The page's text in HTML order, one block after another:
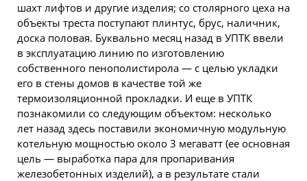
шахт лифтов и другие изделия; со столярного цеха на
объекты треста поступают плинтус, брус, наличник,
доска половая. Буквально месяц назад в УПТК ввели
в эксплуатацию линию по изготовлению
собственного пенополистирола — с целью укладки
его в стены домов в качестве той же
термоизоляционной прокладки. И еще в УПТК
познакомили со следующим объектом: несколько
лет назад здесь поставили экономичную модульную
котельную мощностью около 3 мегаватт (ее основная
цель — выработка пара для пропаривания
железобетонных изделий), а в результате стали